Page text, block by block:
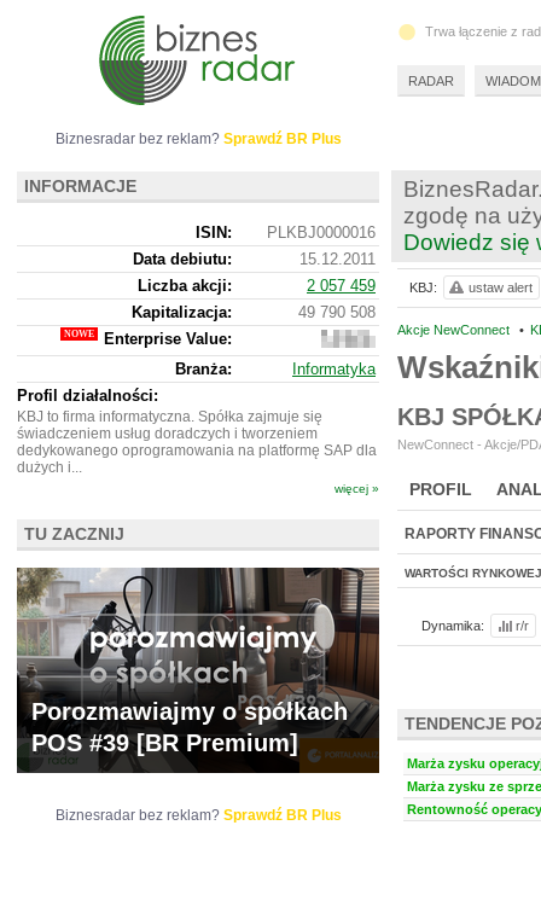
zgodę na
Dowiedz się
Akcje NewConnect •
KBJ
NewConnect - Akcje/
PROFIL
BR LAB
RAPORTY
WARTOŚCI RYNKOWEJ
Dynamika: r/r
TENDENCJE
Marża zysku
Marża zysku ze
Rentowność
KBJ: ustaw alert
Biznesradar bez reklam? Sprawdź BR Plus
INFORMACJE
ISIN:
PLKBJ0000016
Data debiutu:
15.12.2011
Liczba akcji:
2 057 459
Kapitalizacja:
49 790 508
Enterprise Value:
47
655
508
Branża:
Informatyka
Profil działalności:
KBJ to firma informatyczna. Spółka zajmuje się
świadczeniem usług doradczych i tworzeniem
dedykowanego oprogramowania na platformę SAP dla
dużych i...
więcej »
TU ZACZNIJ
Porozmawiajmy o spółkach
POS #39 [BR Premium]
Biznesradar bez reklam? Sprawdź BR Plus
Trwa łączenie z
RADAR